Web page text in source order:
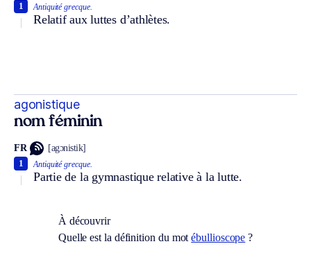
Antiquité grecque.
Relatif aux luttes d’athlètes.
1
agonistique
nom féminin
FR [agɔnistik]
Antiquité grecque.
Partie de la gymnastique relative à la lutte.
1
À découvrir
Quelle est la définition du motébullioscope ?